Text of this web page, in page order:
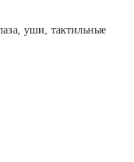
уши, тактильные